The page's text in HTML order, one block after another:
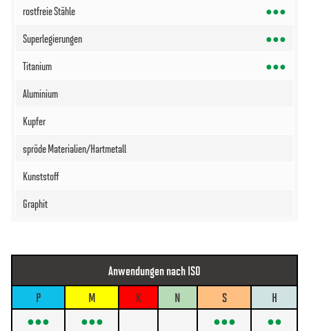
●●●
●●●
●●●
Anwendungen nach ISO
P
M K N S
H
●●●
●●● ●●● ●●